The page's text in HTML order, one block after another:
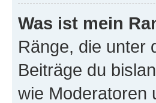
Was ist mein
Ränge, die unter
Beiträge du
wie Moderatoren